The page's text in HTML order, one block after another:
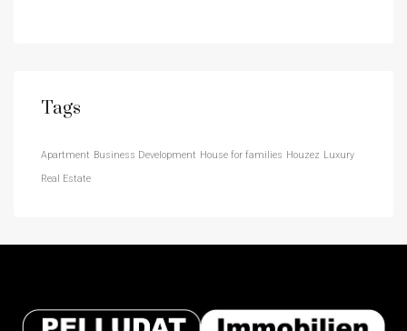
Tags
Apartment Business Development House for families Houzez Luxury
Real Estate